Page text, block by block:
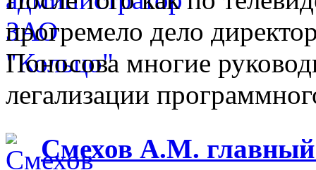
прогремело дело
Поносова многие
легализации
Смехов А.М.